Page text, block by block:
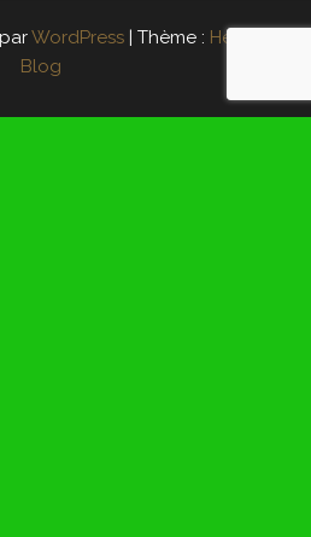
WordPress | Thème : Head
Blog